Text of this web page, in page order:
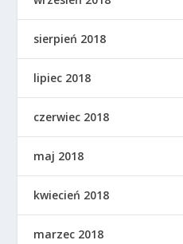
sierpień 2018
lipiec 2018
czerwiec 2018
maj 2018
kwiecień 2018
marzec 2018